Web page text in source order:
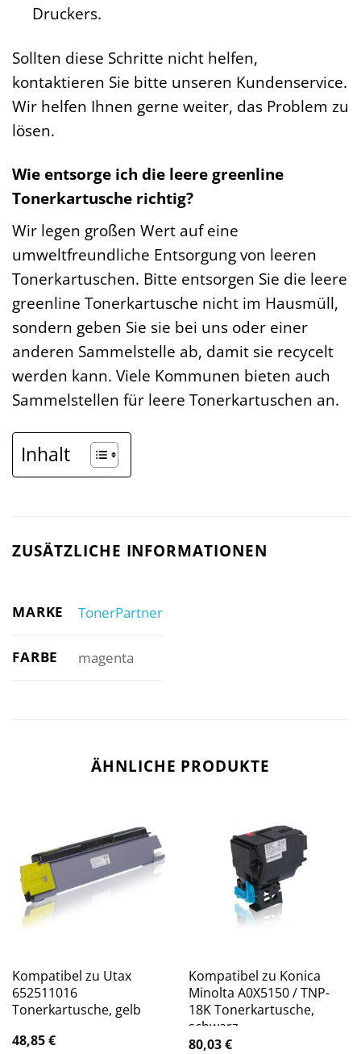
Druckers.
Sollten diese Schritte nicht helfen,
kontaktieren Sie bitte unseren Kundenservice.
Wir helfen Ihnen gerne weiter, das Problem zu
lösen.
Wie entsorge ich die leere greenline
Tonerkartusche richtig?
Wir legen großen Wert auf eine
umweltfreundliche Entsorgung von leeren
Tonerkartuschen. Bitte entsorgen Sie die leere
greenline Tonerkartusche nicht im Hausmüll,
sondern geben Sie sie bei uns oder einer
anderen Sammelstelle ab, damit sie recycelt
werden kann. Viele Kommunen bieten auch
Sammelstellen für leere Tonerkartuschen an.
Inhalt
ZUSÄTZLICHE INFORMATIONEN
MARKE TonerPartner
FARBE magenta
ÄHNLICHE PRODUKTE
Kompatibel zu Utax
652511016
Tonerkartusche, gelb
48,85€
Kompatibel zu Konica
Minolta A0X5150 / TNP-
18K Tonerkartusche,
schwarz
80,03€